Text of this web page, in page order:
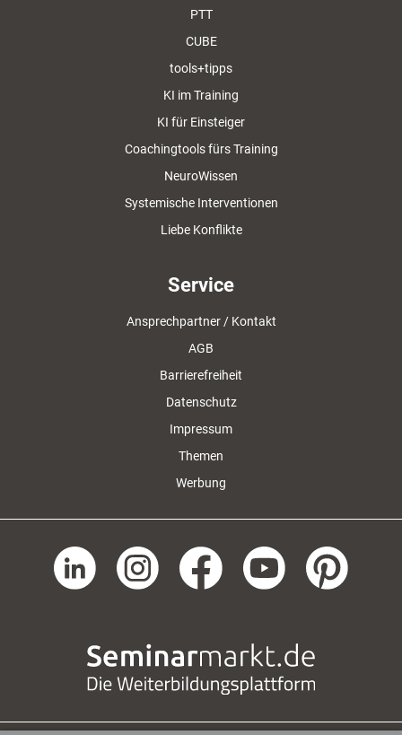
PTT
CUBE
tools+tipps
KI im Training
KI für Einsteiger
Coachingtools fürs Training
NeuroWissen
Systemische Interventionen
Liebe Konflikte
Service
Ansprechpartner / Kontakt
AGB
Barrierefreiheit
Datenschutz
Impressum
Themen
Werbung